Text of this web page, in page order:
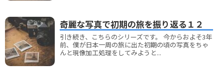
奇麗な写真で初期の旅を振り返る１２
引き続き、こちらのシリーズです。 今からおよそ3年
前、僕が日本一周の旅に出た初期の頃の写真をちゃ
んと現像加工処理をしてみようと...